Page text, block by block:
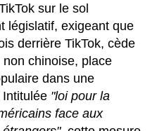
sur le sol
législatif, exigeant que
derrière TikTok, cède
chinoise, place
dans une
"loi pour la
face aux